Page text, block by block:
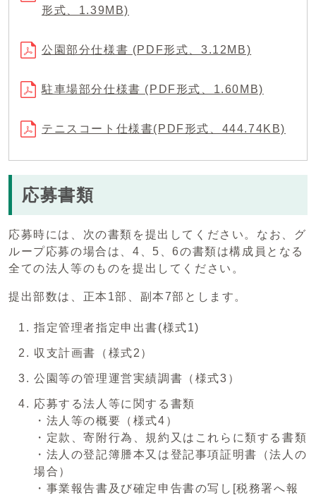
形式、1.39MB)
公園部分仕様書 (PDF形式、3.12MB)
駐車場部分仕様書 (PDF形式、1.60MB)
テニスコート仕様書(PDF形式、444.74KB)
応募書類
応募時には、次の書類を提出してください。なお、グ
ループ応募の場合は、4、5、6の書類は構成員となる
全ての法人等のものを提出してください。
提出部数は、正本1部、副本7部とします。
指定管理者指定申出書(様式1)
収支計画書（様式2）
公園等の管理運営実績調書（様式3）
応募する法人等に関する書類
・法人等の概要（様式4）
・定款、寄附行為、規約又はこれらに類する書類
・法人の登記簿謄本又は登記事項証明書（法人の
場合）
・事業報告書及び確定申告書の写し[税務署へ報